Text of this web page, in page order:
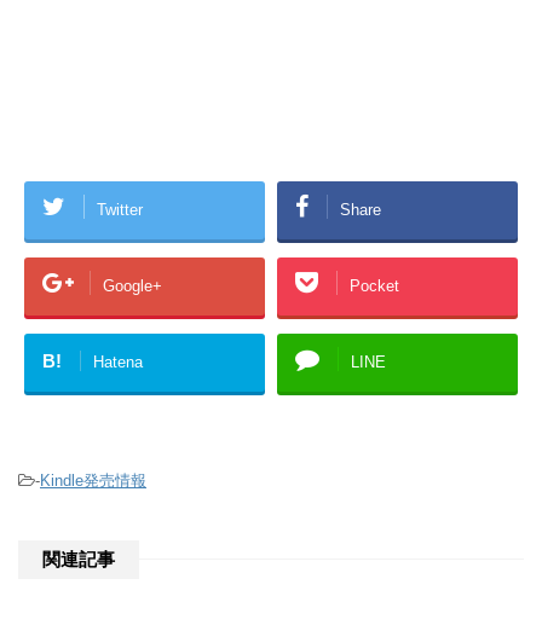
Twitter Share
Google+ Pocket
B! Hatena LINE
-Kindle発売情報
関連記事